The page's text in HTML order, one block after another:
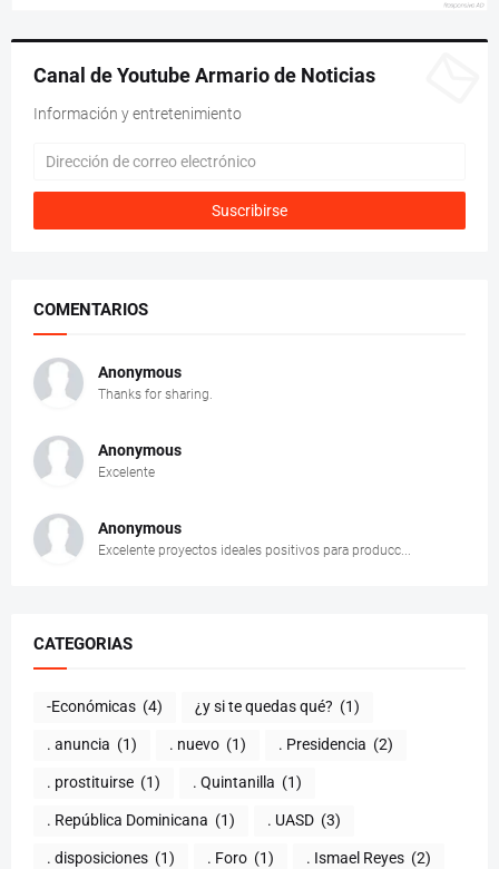
Canal de Youtube Armario de Noticias
Información y entretenimiento
COMENTARIOS
Anonymous
Thanks for sharing.
Anonymous
Excelente
Anonymous
Excelente proyectos ideales positivos para producc...
CATEGORIAS
-Económicas (4) ¿y si te quedas qué? (1)
. anuncia (1) . nuevo (1) . Presidencia (2)
. prostituirse (1) . Quintanilla (1)
. República Dominicana (1) . UASD (3)
. disposiciones (1) . Foro (1) . Ismael Reyes (2)